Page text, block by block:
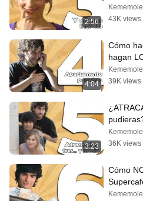
2:56
Kememole
43K views
4:04
Cómo
hagan
Kememole
39K views
3:23
Kememole
36K views
Cómo
Kememole